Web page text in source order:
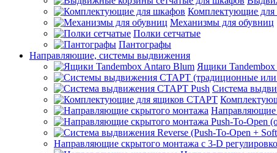
Комплектующие для
Механизмы для обувниц
Полки сетчатые
Пантографы
Направляющие, системы выдвижения
Ящики
Система
Направляющие
Направляющие скрытого монтажа с 3-D